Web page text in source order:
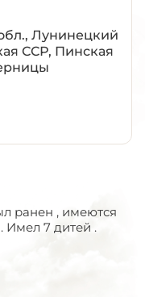
Лунинецкий
ССР, Пинская
ранен , имеются
Имел 7 дитей .